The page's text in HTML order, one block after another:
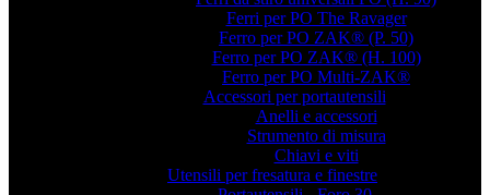
Ferri per PO The Ravager
Ferro per PO ZAK® (P. 50)
Ferro per PO ZAK® (H. 100)
Ferro per PO Multi-ZAK®
Accessori per portautensili
Anelli e accessori
Strumento di misura
Chiavi e viti
Utensili per fresatura e finestre